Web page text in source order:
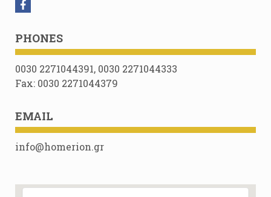
PHONES
0030 2271044391, 0030 2271044333
Fax: 0030 2271044379
EMAIL
info@homerion.gr